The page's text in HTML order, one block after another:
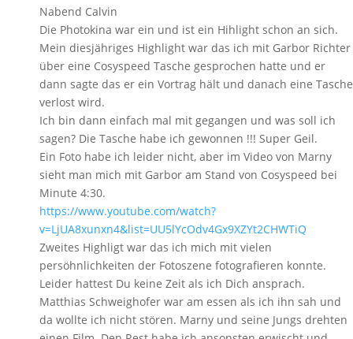
Nabend Calvin
Die Photokina war ein und ist ein Hihlight schon an sich.
Mein diesjähriges Highlight war das ich mit Garbor Richter
über eine Cosyspeed Tasche gesprochen hatte und er
dann sagte das er ein Vortrag hält und danach eine Tasche
verlost wird.
Ich bin dann einfach mal mit gegangen und was soll ich
sagen? Die Tasche habe ich gewonnen !!! Super Geil.
Ein Foto habe ich leider nicht, aber im Video von Marny
sieht man mich mit Garbor am Stand von Cosyspeed bei
Minute 4:30.
https://www.youtube.com/watch?
v=LjUA8xunxn4&list=UU5lYcOdv4Gx9XZYt2CHWTiQ
Zweites Highligt war das ich mich mit vielen
persöhnlichkeiten der Fotoszene fotografieren konnte.
Leider hattest Du keine Zeit als ich Dich ansprach.
Matthias Schweighofer war am essen als ich ihn sah und
da wollte ich nicht stören. Marny und seine Jungs drehten